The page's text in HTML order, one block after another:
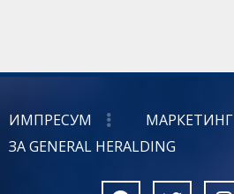
ИМПРЕСУМ МАРКЕТИНГ
ЗА GENERAL HERALDING